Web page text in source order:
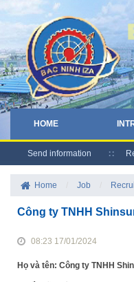
HOME
Send information
Home Job
Công ty TNHH
08:23 17/01/2024
Họ và tên: Công ty TNHH